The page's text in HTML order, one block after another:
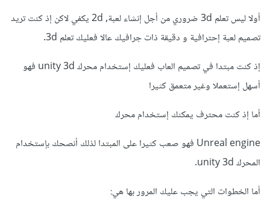
أولا ليس تعلم 3d ضروري من أجل إنشاء لعبة, 2d يكفي لاكن إذ كنت تريد
تصميم لعبة إحترافية و دقيقة ذات جرافيك عالا فعليك تعلم 3d.
إذ كنت مبتدا في تصميم العاب فعليك إستخدام محرك unity 3d فهو
أسهل إستعملا وغير متعمق كثيرا
أما إذ كنت محترف يمكنك إستخدام محرك
Unreal engine فهو صعب كثيرا على المبتدا لذلك أنصحك بإستخدام
المحرك unity 3d.
أما الخطوات التي يجب عليك المرور بها هي: